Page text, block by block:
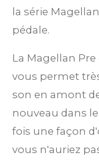
la série
pédale.
La Magellan
vous permet
son en amont
nouveau dans
fois une façon
vous n'auriez